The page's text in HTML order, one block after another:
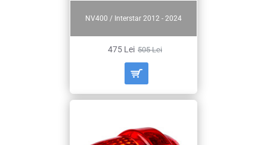
NV400 / Interstar 2012 - 2024
475 Lei 505 Lei